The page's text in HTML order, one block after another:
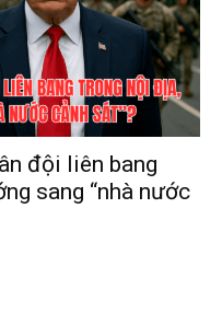
đội liên bang
sang “nhà nước